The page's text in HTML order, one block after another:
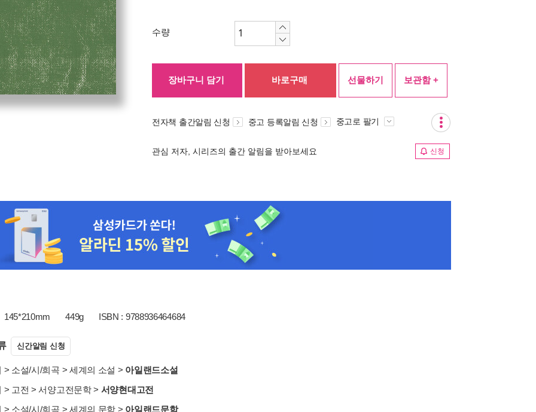
수량
장바구니 담기 바로구매 선물하기 보관함 +
전자책 출간알림 신청 중고 등록알림 신청 중고로 팔기
관심 저자, 시리즈의 출간 알림을 받아보세요 신청
145*210mm 449g ISBN : 9788936464684
신간알림 신청
> 소설/시/희곡 > 세계의 소설 > 아일랜드소설
> 고전 >서양고전문학> 서양현대고전
> 소설/시/희곡 > 세계의 문학 > 아일랜드문학